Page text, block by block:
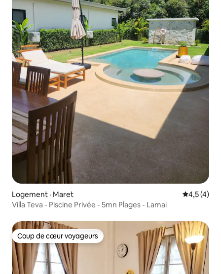
Logement · Maret Note
4,5 (4)
Villa Teva - Piscine Privée - 5mn Plages - Lamai
Coup de cœur voyageurs
Coup de cœur voyageurs